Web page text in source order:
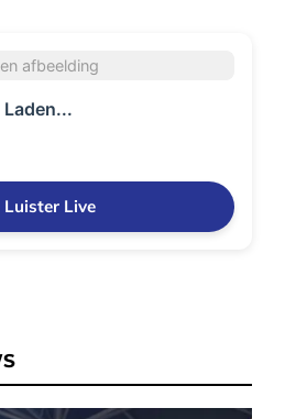
afbeelding
Laden...
Luister Live